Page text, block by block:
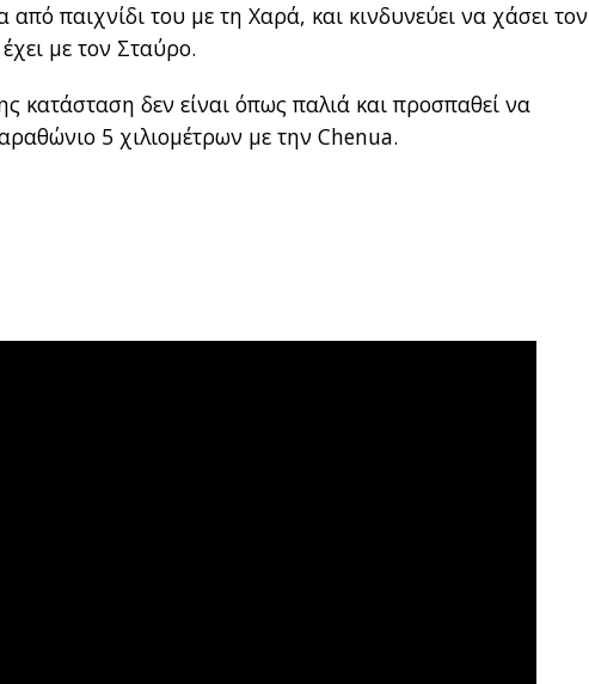
παιχνίδι του με τη Χαρά, και κινδυνεύει να χάσει τον
με τον Σταύρο.
κατάσταση δεν είναι όπως παλιά και προσπαθεί να
5 χιλιομέτρων με την Chenua.